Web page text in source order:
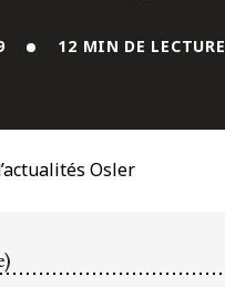
12 MIN DE LECTURE
Osler